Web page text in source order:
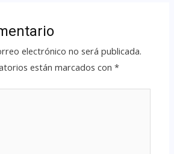
electrónico no será publicada.
están marcados con*